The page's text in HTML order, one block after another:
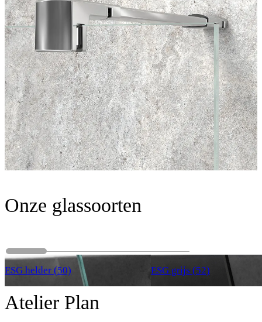
Onze glassoorten
ESG helder (50) ESG grijs (52)
Atelier Plan